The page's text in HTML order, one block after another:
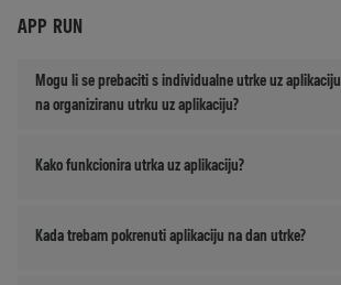
APP RUN
Mogu li se prebaciti s individualne utrke uz aplikaciju
na organiziranu utrku uz aplikaciju?
Kako funkcionira utrka uz aplikaciju?
Kada trebam pokrenuti aplikaciju na dan utrke?